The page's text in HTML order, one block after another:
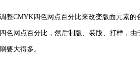
整CMYK四色网点百分比来改变版面元素
色网点百分比，然后制版、装版、打样，
要大得多。